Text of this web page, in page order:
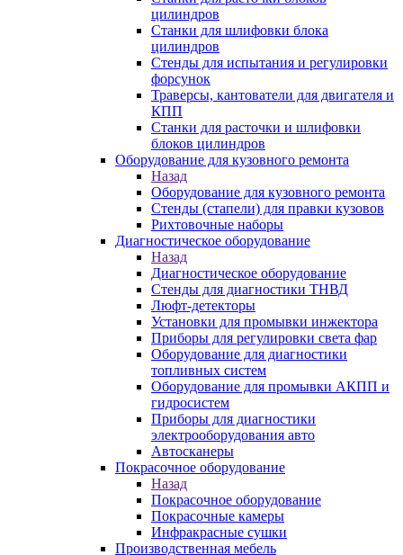
цилиндров
Станки для шлифовки блока
цилиндров
Стенды для испытания и регулировки
форсунок
Траверсы, кантователи для двигателя и
КПП
Станки для расточки и шлифовки
блоков цилиндров
Оборудование для кузовного ремонта
Назад
Оборудование для кузовного ремонта
Стенды (стапели) для правки кузовов
Рихтовочные наборы
Диагностическое оборудование
Назад
Диагностическое оборудование
Стенды для диагностики ТНВД
Люфт-детекторы
Установки для промывки инжектора
Приборы для регулировки света фар
Оборудование для диагностики
топливных систем
Оборудование для промывки АКПП и
гидросистем
Приборы для диагностики
электрооборудования авто
Автосканеры
Покрасочное оборудование
Назад
Покрасочное оборудование
Покрасочные камеры
Инфракрасные сушки
Производственная мебель